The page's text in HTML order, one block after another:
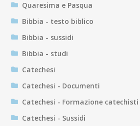
Quaresima e Pasqua
Bibbia - testo biblico
Bibbia - sussidi
Bibbia - studi
Catechesi
Catechesi - Documenti
Catechesi - Formazione catechisti
Catechesi - Sussidi